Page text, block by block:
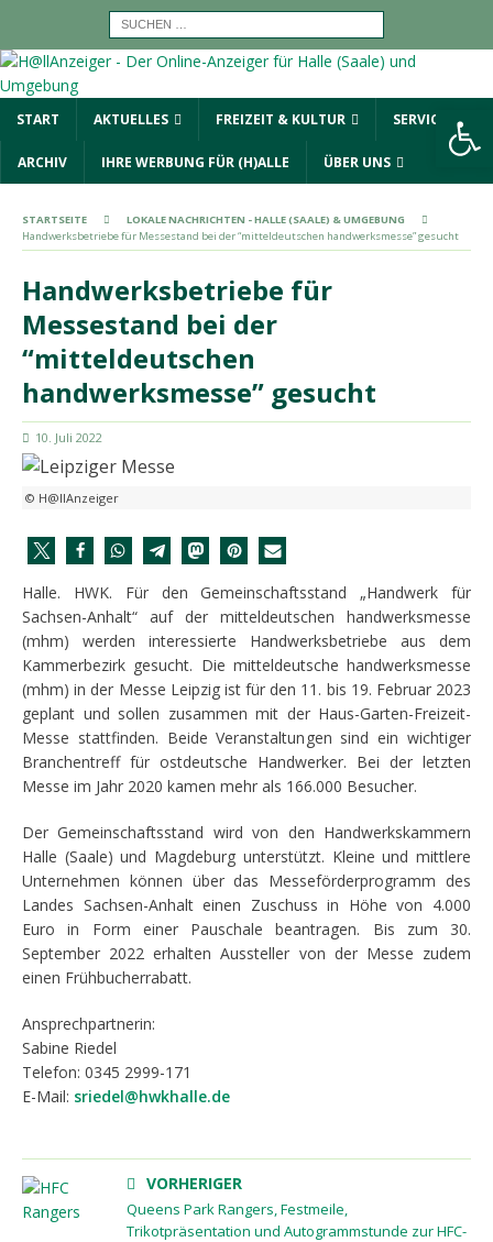
START AKTUELLES FREIZEIT & KULTUR SERVICE
ARCHIV IHRE WERBUNG FÜR (H)ALLE ÜBER UNS
STARTSEITE
LOKALE NACHRICHTEN - HALLE (SAALE) & UMGEBUNG
Handwerksbetriebe für Messestand bei der “mitteldeutschen handwerksmesse” gesucht
Handwerksbetriebe für
Messestand bei der
“mitteldeutschen
handwerksmesse” gesucht
10. Juli 2022
© H@llAnzeiger
Halle. HWK. Für den Gemeinschaftsstand „Handwerk für
Sachsen-Anhalt“ auf der mitteldeutschen handwerksmesse
(mhm) werden interessierte Handwerksbetriebe aus dem
Kammerbezirk gesucht. Die mitteldeutsche handwerksmesse
(mhm) in der Messe Leipzig ist für den 11. bis 19. Februar 2023
geplant und sollen zusammen mit der Haus-Garten-Freizeit-
Messe stattfinden. Beide Veranstaltungen sind ein wichtiger
Branchentreff für ostdeutsche Handwerker. Bei der letzten
Messe im Jahr 2020 kamen mehr als 166.000 Besucher.
Der Gemeinschaftsstand wird von den Handwerkskammern
Halle (Saale) und Magdeburg unterstützt. Kleine und mittlere
Unternehmen können über das Messeförderprogramm des
Landes Sachsen-Anhalt einen Zuschuss in Höhe von 4.000
Euro in Form einer Pauschale beantragen. Bis zum 30.
September 2022 erhalten Aussteller von der Messe zudem
einen Frühbucherrabatt.
Ansprechpartnerin:
Sabine Riedel
Telefon: 0345 2999-171
E-Mail: sriedel@hwkhalle.de
VORHERIGER
Queens Park Rangers, Festmeile,
Trikotpräsentation und Autogrammstunde zur HFC-
Werkzeugleiste öffnen